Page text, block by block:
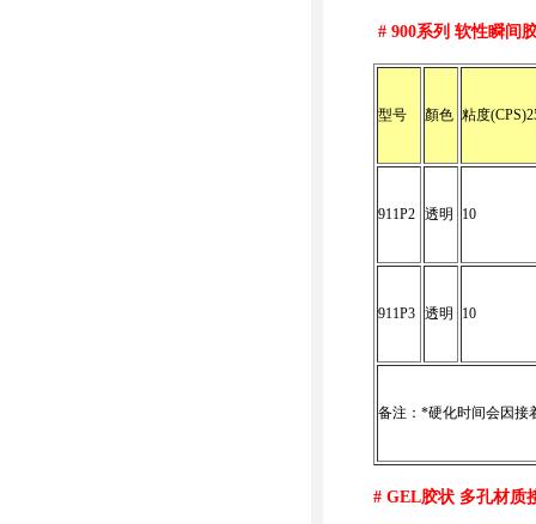
# 900系列 软性瞬间
型号 顏色 粘度
911P2 透明 10
911P3 透明 10
备注：*硬化时间会因接
# GEL胶状 多孔材质